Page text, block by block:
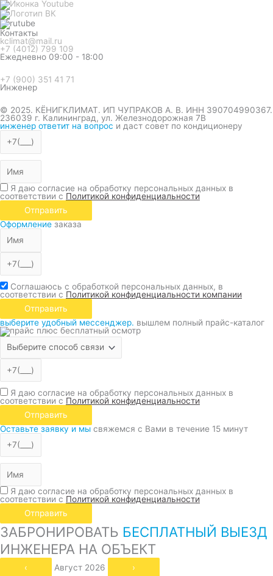
Контакты
kclimat@mail.ru
+7 (4012) 799 109
Ежедневно 09:00 - 18:00
+7 (900) 351 41 71
Инженер
© 2025. КЁНИГКЛИМАТ. ИП ЧУПРАКОВ А. В. ИНН 390704990367.
236039 г. Калининград, ул. Железнодорожная 7В
инженер ответит на вопрос и даст совет по кондиционеру
Я даю согласие на обработку персональных данных в
соответствии с Политикой конфиденциальности
Отправить
Оформление заказа
Соглашаюсь с обработкой персональных данных, в
соответствии с Политикой конфиденциальности компании
Отправить
выберите удобный мессенджер. вышлем полный прайс-каталог
Я даю согласие на обработку персональных данных в
соответствии с Политикой конфиденциальности
Отправить
Оставьте заявку и мы свяжемся с Вами в течение 15 минут
Я даю согласие на обработку персональных данных в
соответствии с Политикой конфиденциальности
Отправить
ЗАБРОНИРОВАТЬ БЕСПЛАТНЫЙ ВЫЕЗД
ИНЖЕНЕРА НА ОБЪЕКТ
‹ Август 2026
›